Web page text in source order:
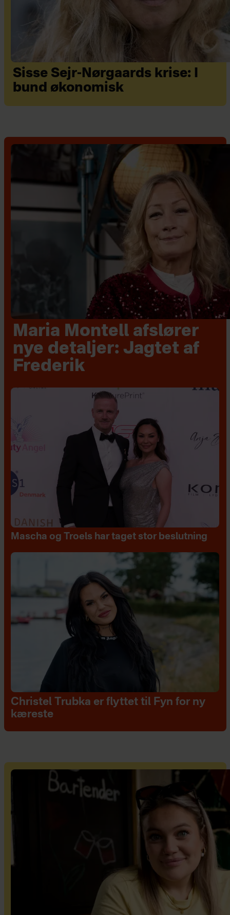
Sisse Sejr-Nørgaards krise: I
bund økonomisk
Maria Montell afslører
nye detaljer: Jagtet af
Frederik
Mascha og Troels har taget stor beslutning
Christel Trubka er flyttet til Fyn for ny
kæreste